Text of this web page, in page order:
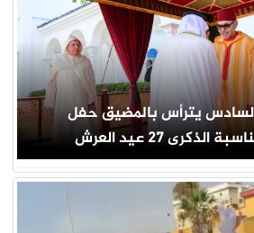
يترأس بالمضيق حفل
27 عيد العرش